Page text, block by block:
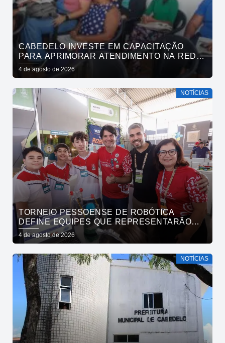
CABEDELO INVESTE EM CAPACITAÇÃO
PARA APRIMORAR ATENDIMENTO NA REDE
DE BARES E RESTAURANTES
4 de agosto de 2026
NOTÍCIAS
TORNEIO PESSOENSE DE ROBÓTICA
DEFINE EQUIPES QUE REPRESENTARÃO
JOÃO PESSOA EM COMPETIÇÕES NACIONAL
E REGIONAL
4 de agosto de 2026
NOTÍCIAS